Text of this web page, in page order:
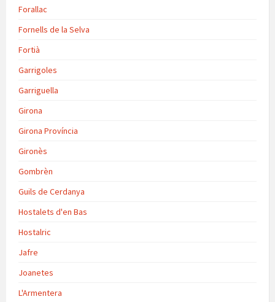
Forallac
Fornells de la Selva
Fortià
Garrigoles
Garriguella
Girona
Girona Província
Gironès
Gombrèn
Guils de Cerdanya
Hostalets d'en Bas
Hostalric
Jafre
Joanetes
L'Armentera